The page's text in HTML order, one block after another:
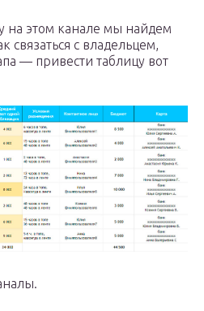
на этом канале мы найдем
связаться с владельцем,
— привести таблицу вот